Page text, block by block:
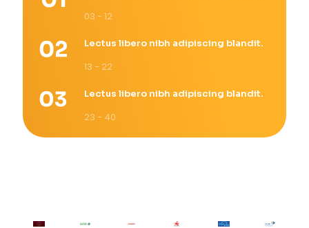
03 - 12
Lectus libero nibh adipiscing blandit.
13 - 22
Lectus libero nibh adipiscing blandit.
23 - 40